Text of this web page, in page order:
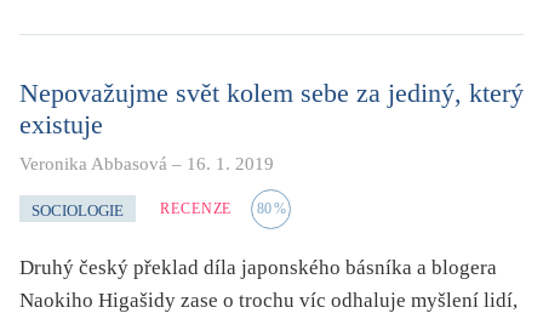
Nepovažujme svět kolem sebe za jediný, který
existuje
Veronika Abbasová – 16. 1. 2019
SOCIOLOGIE RECENZE 80%
Druhý český překlad díla japonského básníka a blogera
Naokiho Higašidy zase o trochu víc odhaluje myšlení lidí,